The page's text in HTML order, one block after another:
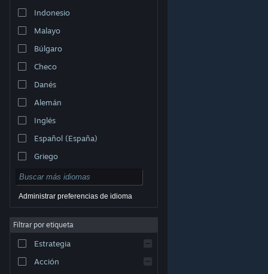
© Valve Corporation. Todos los derechos reservados.
Todas las marcas registradas pertenecen a sus
de Privacidad|Información legal
Acuerdo de Suscriptor a Steam
Cookies
Indonesio
Malayo
Búlgaro
Checo
Danés
Alemán
Inglés
Español (España)
Griego
Administrar preferencias de idioma
Filtrar por etiqueta
Estrategia
Acción